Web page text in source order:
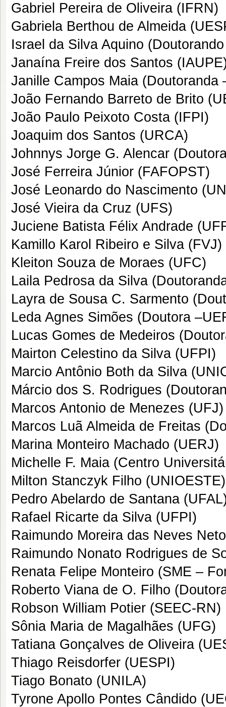
Gabriel Pereira de Oliveira (IFRN)
Gabriela Berthou de Almeida
Israel da Silva Aquino
Janaína Freire dos Santos
Janille Campos Maia (Doutoranda
João Fernando Barreto de Brito
João Paulo Peixoto Costa (IFPI)
Joaquim dos Santos (URCA)
Johnnys Jorge G. Alencar
José Ferreira Júnior (FAFOPST)
José Leonardo do Nascimento
José Vieira da Cruz (UFS)
Juciene Batista Félix Andrade
Kamillo Karol Ribeiro e Silva (FVJ)
Kleiton Souza de Moraes (UFC)
Laila Pedrosa da Silva
Layra de Sousa C. Sarmento
Leda Agnes Simões (Doutora
Lucas Gomes de Medeiros
Mairton Celestino da Silva (UFPI)
Marcio Antônio Both da Silva
Márcio dos S. Rodrigues
Marcos Antonio de Menezes (UFJ)
Marcos Luã Almeida de Freitas
Marina Monteiro Machado (UERJ)
Michelle F. Maia (Centro
Milton Stanczyk Filho (UNIOESTE)
Pedro Abelardo de Santana
Rafael Ricarte da Silva (UFPI)
Raimundo Moreira das Neves
Raimundo Nonato Rodrigues de
Renata Felipe Monteiro (SME –
Roberto Viana de O. Filho
Robson William Potier (SEEC-RN)
Sônia Maria de Magalhães (UFG)
Tatiana Gonçalves de Oliveira
Thiago Reisdorfer (UESPI)
Tiago Bonato (UNILA)
Tyrone Apollo Pontes Cândido